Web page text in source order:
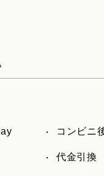
コンビニ
代金引換